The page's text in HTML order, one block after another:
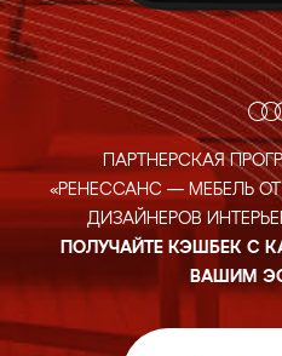
ПАРТНЕРСКАЯ
«РЕНЕССАНС — МЕБЕЛЬ
ДИЗАЙНЕРОВ
ПОЛУЧАЙТЕ КЭШБЕК С
ВАШИМ